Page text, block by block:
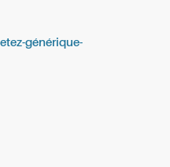
générique-